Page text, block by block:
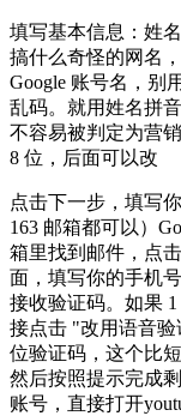
填写基本信息：姓
搞什么奇怪的网名
Google 账号名，别
乱码。就用姓名拼
不容易被判定为营
8 位，后面可以改
点击下一步，填写
163 邮箱都可以）
箱里找到邮件，点
面，填写你的手机
接收验证码。如果
接点击 "改用语音
位验证码，这个比
然后按照提示完成
账号，直接打开